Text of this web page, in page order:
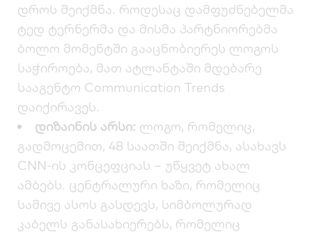
დროს შეიქმნა. როდესაც დამფუძნებელმა
ტედ ტერნერმა და მისმა პარტნიორებმა
ბოლო მომენტში გააცნობიერეს ლოგოს
საჭიროება, მათ ატლანტაში მდებარე
სააგენტო Communication Trends
დაიქირავეს.
დიზაინის არსი: ლოგო, რომელიც,
გადმოცემით, 48 საათში შეიქმნა, ასახავს
CNN-ის კონცეფციას – უწყვეტ ახალ
ამბებს. ცენტრალური ხაზი, რომელიც
სამივე ასოს გასდევს, სიმბოლურად
კაბელს განასახიერებს, რომელიც